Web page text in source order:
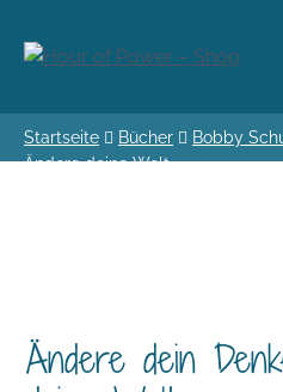
Startseite Bücher Bobby
Ändere deine Welt
Ändere dein